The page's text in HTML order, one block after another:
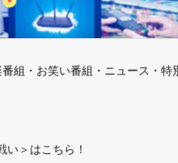
組・お笑い番組・ニュース・特
＞はこちら！